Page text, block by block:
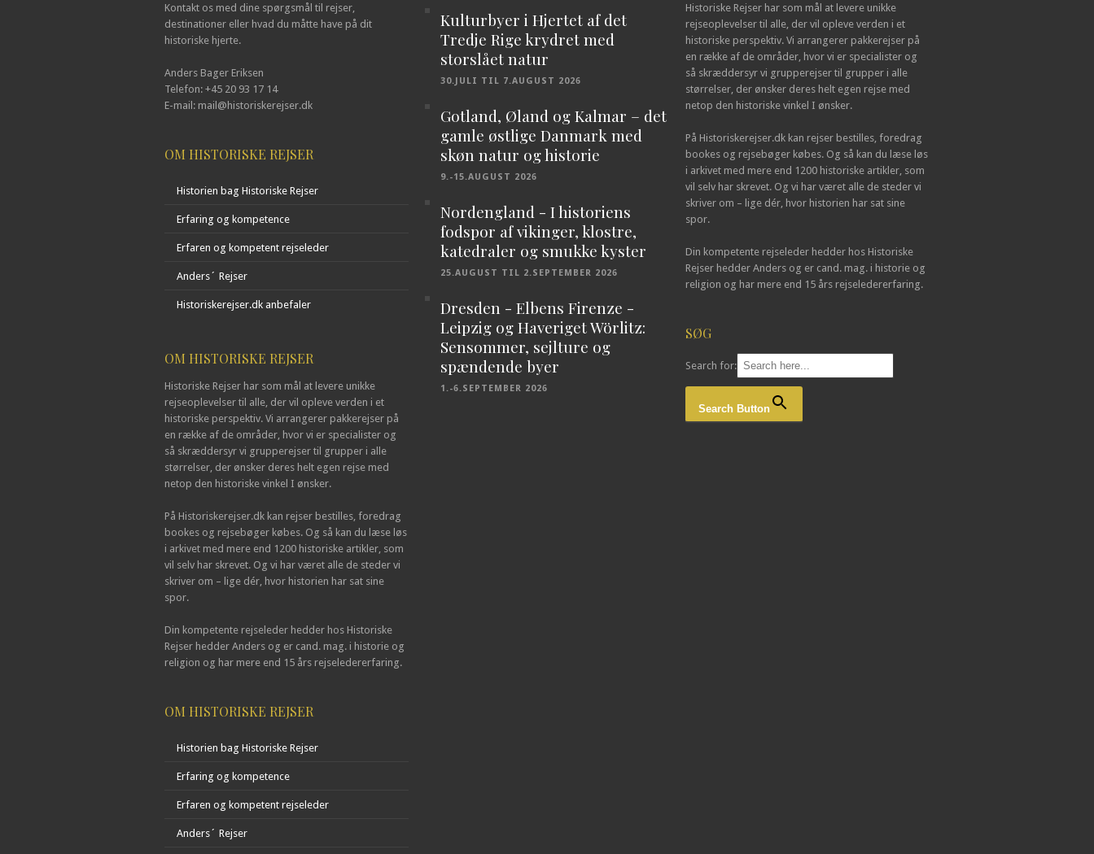
Kontakt os med dine spørgsmål til rejser,
destinationer eller hvad du måtte have på dit
historiske hjerte.
Anders Bager Eriksen
Telefon: +45 20 93 17 14
E-mail: mail@historiskerejser.dk
OM HISTORISKE REJSER
Historien bag Historiske Rejser
Erfaring og kompetence
Erfaren og kompetent rejseleder
Anders´ Rejser
Historiskerejser.dk anbefaler
OM HISTORISKE REJSER
Historiske Rejser har som mål at levere unikke
rejseoplevelser til alle, der vil opleve verden i et
historiske perspektiv. Vi arrangerer pakkerejser på
en række af de områder, hvor vi er specialister og
så skræddersyr vi grupperejser til grupper i alle
størrelser, der ønsker deres helt egen rejse med
netop den historiske vinkel I ønsker.
På Historiskerejser.dk kan rejser bestilles, foredrag
bookes og rejsebøger købes. Og så kan du læse løs
i arkivet med mere end 1200 historiske artikler, som
vil selv har skrevet. Og vi har været alle de steder vi
skriver om – lige dér, hvor historien har sat sine
spor.
Din kompetente rejseleder hedder hos Historiske
Rejser hedder Anders og er cand. mag. i historie og
religion og har mere end 15 års rejseledererfaring.
OM HISTORISKE REJSER
Historien bag Historiske Rejser
Erfaring og kompetence
Erfaren og kompetent rejseleder
Anders´ Rejser
Kulturbyer i Hjertet af det
Tredje Rige krydret med
storslået natur
30.JULI TIL 7.AUGUST 2026
Gotland, Øland og Kalmar – det
gamle østlige Danmark med
skøn natur og historie
9.-15.AUGUST 2026
Nordengland - I historiens
fodspor af vikinger, klostre,
katedraler og smukke kyster
25.AUGUST TIL 2.SEPTEMBER 2026
Dresden - Elbens Firenze -
Leipzig og Haveriget Wörlitz:
Sensommer, sejlture og
spændende byer
1.-6.SEPTEMBER 2026
Historiske Rejser har som mål at levere unikke
rejseoplevelser til alle, der vil opleve verden i et
historiske perspektiv. Vi arrangerer pakkerejser på
en række af de områder, hvor vi er specialister og
så skræddersyr vi grupperejser til grupper i alle
størrelser, der ønsker deres helt egen rejse med
netop den historiske vinkel I ønsker.
På Historiskerejser.dk kan rejser bestilles, foredrag
bookes og rejsebøger købes. Og så kan du læse løs
i arkivet med mere end 1200 historiske artikler, som
vil selv har skrevet. Og vi har været alle de steder vi
skriver om – lige dér, hvor historien har sat sine
spor.
Din kompetente rejseleder hedder hos Historiske
Rejser hedder Anders og er cand. mag. i historie og
religion og har mere end 15 års rejseledererfaring.
SØG
Search for:
Search Button